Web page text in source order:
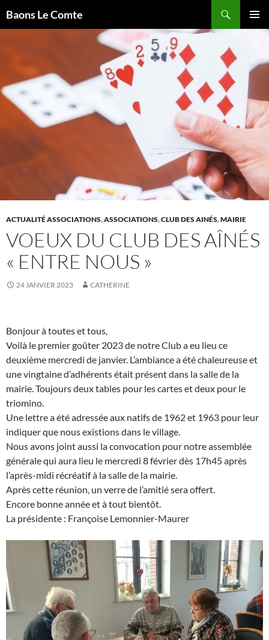
auBaons Le Comte
ACTUALITÉ ASSOCIATIONS,ASSOCIATIONS,CLUB DES AINÉS,MAIRIE
VOEUX DU CLUB DES AÎNÉS
« ENTRE NOUS »
24 JANVIER 2023 CATHERINE
Bonjour à toutes et tous,
Voilà le premier goûter 2023 de notre Club a eu lieu ce
deuxième mercredi de janvier. L’ambiance a été chaleureuse et
une vingtaine d’adhérents était présent dans la salle de la
mairie. Toujours deux tables pour les cartes et deux pour le
triomino.
Une lettre a été adressée aux natifs de 1962 et 1963 pour leur
indiquer que nous existions dans le village.
Nous avons joint aussi la convocation pour notre assemblée
générale qui aura lieu le mercredi 8 février dès 17h45 après
l’après-midi récréatif à la salle de la mairie.
Après cette réunion, un verre de l’amitié sera offert.
Encore bonne année et à tout bientôt.
La présidente : Françoise Lemonnier-Maurer